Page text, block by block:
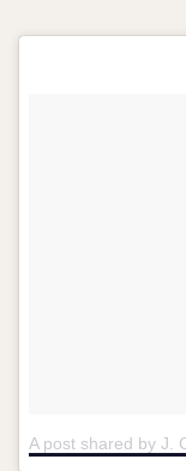
A post shared by J.